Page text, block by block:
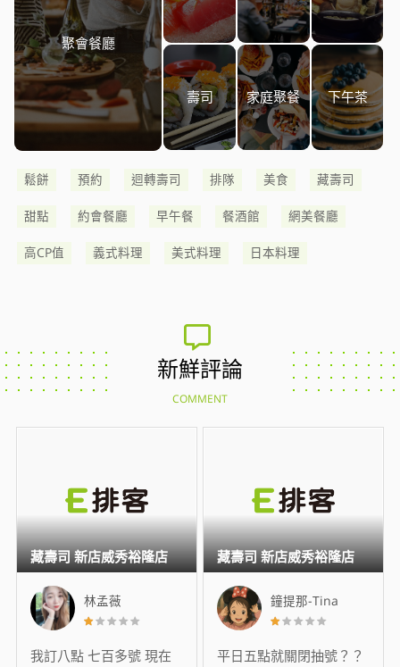
聚會餐廳
壽司 家庭聚餐 下午茶
鬆餅 預約 迴轉壽司 排隊 美食 藏壽司
甜點 約會餐廳 早午餐 餐酒館 網美餐廳
高CP值 義式料理 美式料理 日本料理
新鮮評論
COMMENT
林孟薇
我訂八點 七百多號 現在
藏壽司 新店威秀裕隆店
鐘提那-Tina
平日五點就關閉抽號？？
藏壽司 新店威秀裕隆店